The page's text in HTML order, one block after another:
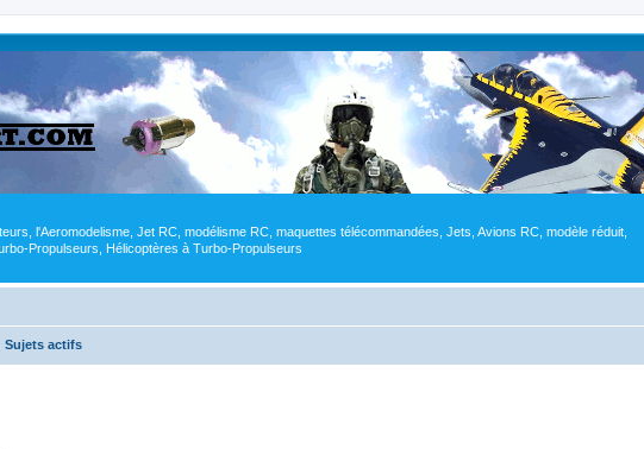
l'Aeromodelisme, Jet RC, modélisme RC, maquettes télécommandées, Jets, Avions RC, modèle réduit,
Propulseurs, Hélicoptères à Turbo-Propulseurs
Sujets actifs